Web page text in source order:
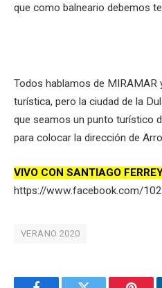
que como balneario debemos
Todos hablamos de MIRAMAR
turística, pero la ciudad de la
que seamos un punto turístico
para colocar la dirección de
VIVO CON SANTIAGO
https://www.facebook.com/
VERANO 2020